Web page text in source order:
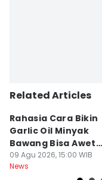
Related Articles
Rahasia Cara Bikin
Garlic Oil Minyak
Bawang Bisa Awet
Berbulan-bulan:
Level Resto!
09 Agu 2026, 15:00 WIB
News